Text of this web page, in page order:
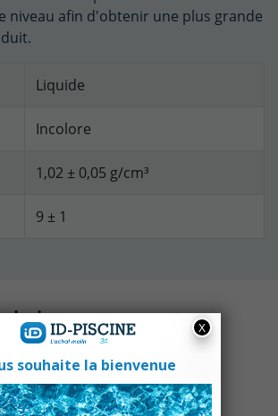
niveau afin d'obtenir une plus grande
Liquide
Incolore
1,02 ± 0,05 g/cm³
9 ± 1